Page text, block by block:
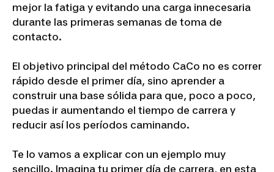
mejor la fatiga y evitando una carga innecesaria
durante las primeras semanas de toma de
contacto.
El objetivo principal del método CaCo no es correr
rápido desde el primer día, sino aprender a
construir una base sólida para que, poco a poco,
puedas ir aumentando el tiempo de carrera y
reducir así los períodos caminando.
Te lo vamos a explicar con un ejemplo muy
sencillo. Imagina tu primer día de carrera, en esta